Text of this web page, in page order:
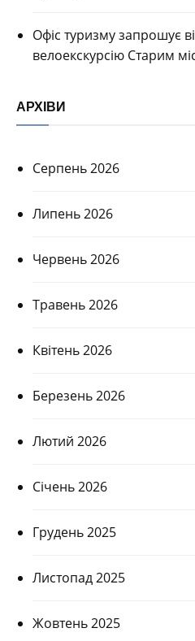
Офіс туризму запрошує
велоекскурсію Старим
АРХІВИ
Серпень 2026
Липень 2026
Червень 2026
Травень 2026
Квітень 2026
Березень 2026
Лютий 2026
Січень 2026
Грудень 2025
Листопад 2025
Жовтень 2025